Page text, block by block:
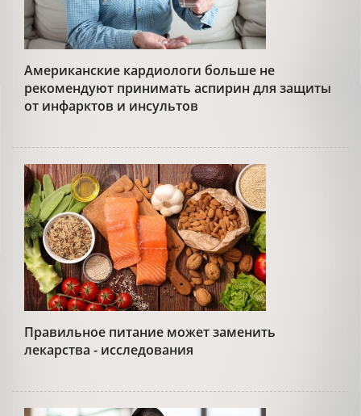
Американские кардиологи больше не
рекомендуют принимать аспирин для защиты
от инфарктов и инсультов
Правильное питание может заменить
лекарства - исследования